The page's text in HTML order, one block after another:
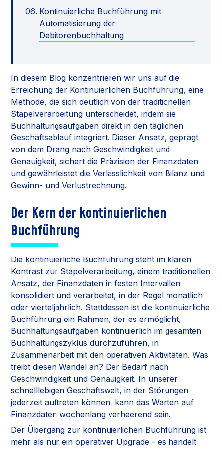
Kontinuierliche Buchführung mit
Automatisierung der
Debitorenbuchhaltung
In diesem Blog konzentrieren wir uns auf die
Erreichung der Kontinuierlichen Buchführung, eine
Methode, die sich deutlich von der traditionellen
Stapelverarbeitung unterscheidet, indem sie
Buchhaltungsaufgaben direkt in den täglichen
Geschäftsablauf integriert. Dieser Ansatz, geprägt
von dem Drang nach Geschwindigkeit und
Genauigkeit, sichert die Präzision der Finanzdaten
und gewährleistet die Verlässlichkeit von Bilanz und
Gewinn- und Verlustrechnung.
Der Kern der kontinuierlichen
Buchführung
Die kontinuierliche Buchführung steht im klaren
Kontrast zur Stapelverarbeitung, einem traditionellen
Ansatz, der Finanzdaten in festen Intervallen
konsolidiert und verarbeitet, in der Regel monatlich
oder vierteljährlich. Stattdessen ist die kontinuierliche
Buchführung ein Rahmen, der es ermöglicht,
Buchhaltungsaufgaben kontinuierlich im gesamten
Buchhaltungszyklus durchzuführen, in
Zusammenarbeit mit den operativen Aktivitäten. Was
treibt diesen Wandel an? Der Bedarf nach
Geschwindigkeit und Genauigkeit. In unserer
schnelllebigen Geschäftswelt, in der Störungen
jederzeit auftreten können, kann das Warten auf
Finanzdaten wochenlang verheerend sein.
Der Übergang zur kontinuierlichen Buchführung ist
mehr als nur ein operativer Upgrade - es handelt